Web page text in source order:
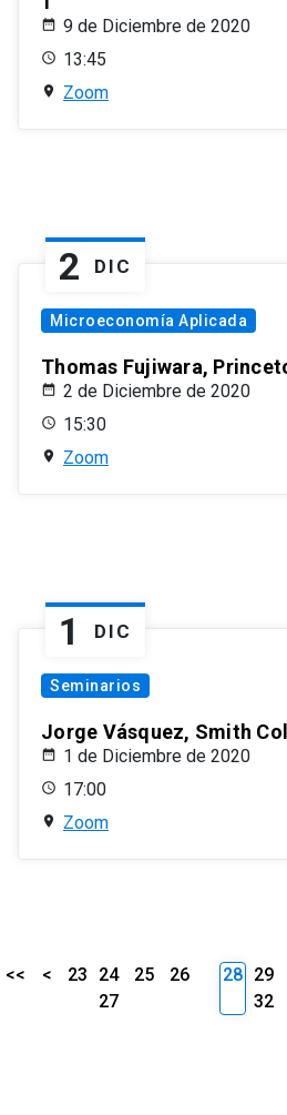
9 de Diciembre de 2020
13:45
Zoom
2 DIC
Microeconomía Aplicada
Thomas Fujiwara,
2 de Diciembre de 2020
15:30
Zoom
1 DIC
Seminarios
Jorge Vásquez, Smith
1 de Diciembre de 2020
17:00
Zoom
<< < 23 24 25
26
27
28 29
32